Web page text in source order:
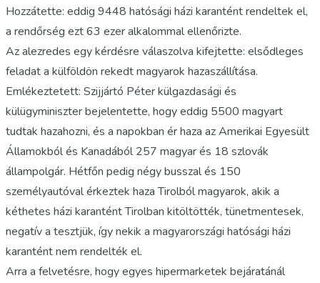
Hozzátette: eddig 9448 hatósági házi karantént rendeltek el,
a rendőrség ezt 63 ezer alkalommal ellenőrizte.
Az alezredes egy kérdésre válaszolva kifejtette: elsődleges
feladat a külföldön rekedt magyarok hazaszállítása.
Emlékeztetett: Szijjártó Péter külgazdasági és
külügyminiszter bejelentette, hogy eddig 5500 magyart
tudtak hazahozni, és a napokban ér haza az Amerikai Egyesült
Államokból és Kanadából 257 magyar és 18 szlovák
állampolgár. Hétfőn pedig négy busszal és 150
személyautóval érkeztek haza Tirolból magyarok, akik a
kéthetes házi karantént Tirolban kitöltötték, tünetmentesek,
negatív a tesztjük, így nekik a magyarországi hatósági házi
karantént nem rendelték el.
Arra a felvetésre, hogy egyes hipermarketek bejáratánál